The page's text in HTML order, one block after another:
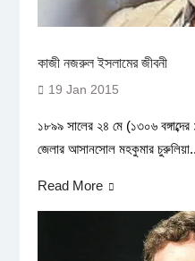
কাজী নজরুল ইসলামের জীবনী
19 Jan 2015
১৮৯৯ সালের ২৪ মে (১৩০৬ বঙ্গাব্দের
জেলার আসানসোল মহকুমার
Read More